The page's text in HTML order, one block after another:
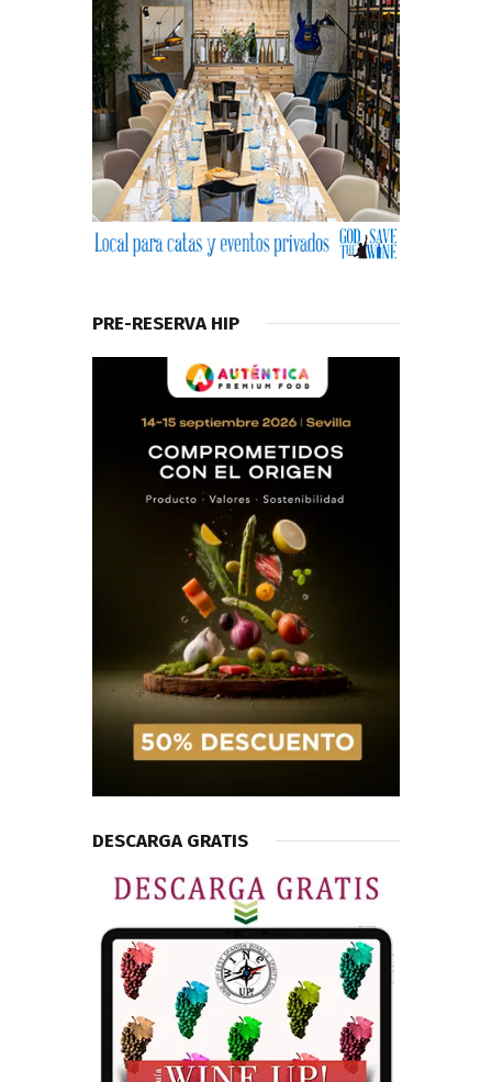
PRE-RESERVA HIP
DESCARGA GRATIS